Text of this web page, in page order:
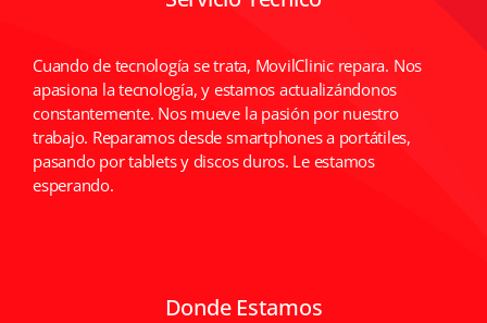
Cuando de tecnología se trata, MovilClinic repara. Nos
apasiona la tecnología, y estamos actualizándonos
constantemente. Nos mueve la pasión por nuestro
trabajo. Reparamos desde smartphones a portátiles,
pasando por tablets y discos duros. Le estamos
esperando.
Donde Estamos